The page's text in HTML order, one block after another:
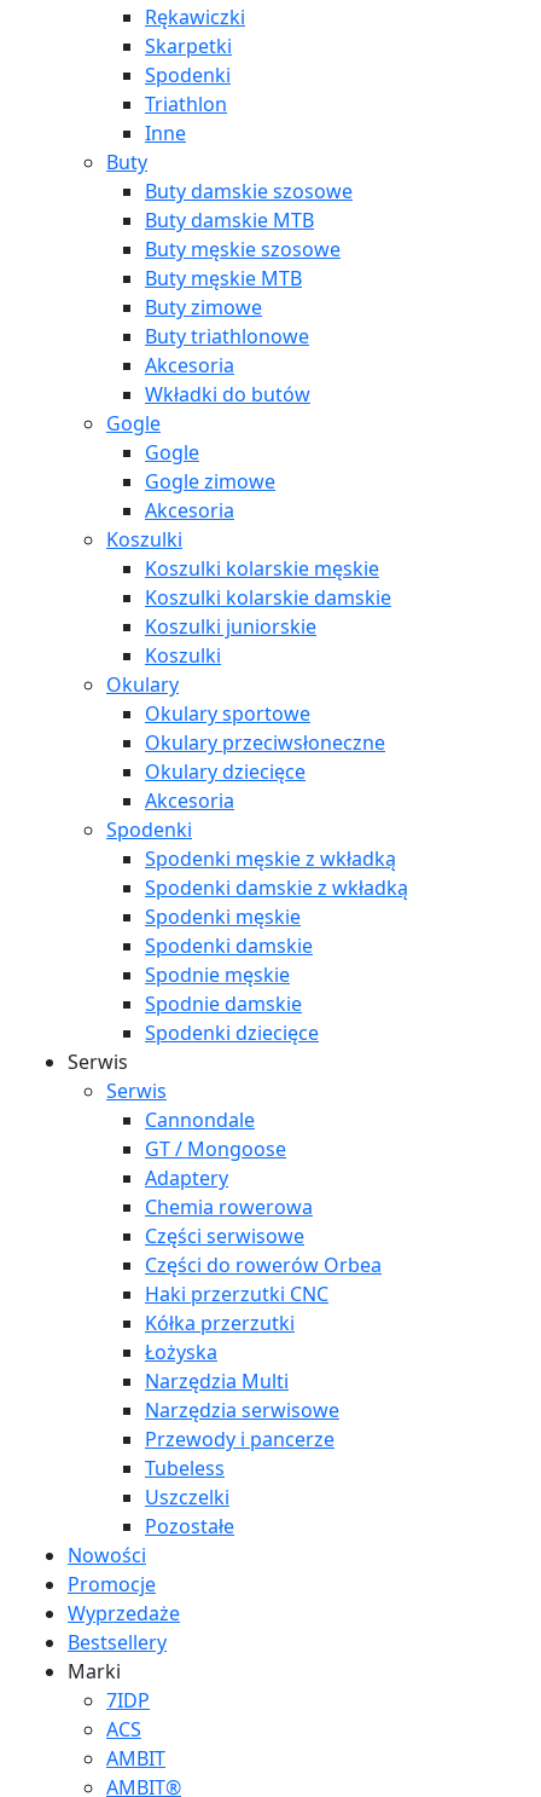
Rękawiczki
Skarpetki
Spodenki
Triathlon
Inne
Buty
Buty damskie szosowe
Buty damskie MTB
Buty męskie szosowe
Buty męskie MTB
Buty zimowe
Buty triathlonowe
Akcesoria
Wkładki do butów
Gogle
Gogle
Gogle zimowe
Akcesoria
Koszulki
Koszulki kolarskie męskie
Koszulki kolarskie damskie
Koszulki juniorskie
Koszulki
Okulary
Okulary sportowe
Okulary przeciwsłoneczne
Okulary dziecięce
Akcesoria
Spodenki
Spodenki męskie z wkładką
Spodenki damskie z wkładką
Spodenki męskie
Spodenki damskie
Spodnie męskie
Spodnie damskie
Spodenki dziecięce
Serwis
Serwis
Cannondale
GT / Mongoose
Adaptery
Chemia rowerowa
Części serwisowe
Części do rowerów Orbea
Haki przerzutki CNC
Kółka przerzutki
Łożyska
Narzędzia Multi
Narzędzia serwisowe
Przewody i pancerze
Tubeless
Uszczelki
Pozostałe
Nowości
Promocje
Wyprzedaże
Bestsellery
Marki
7IDP
ACS
AMBIT
AMBIT®